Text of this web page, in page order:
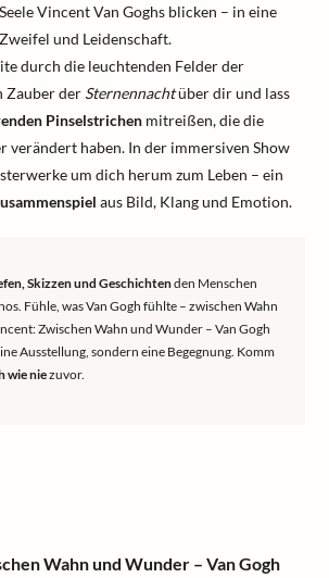
Vincent Van Goghs blicken – in eine
und Leidenschaft.
durch die leuchtenden Felder der
Zauber der Sternennachtüber dir und lass
Pinselstrichen mitreißen, die die
verändert haben. In der immersiven Show
um dich herum zum Leben – ein
aus Bild, Klang und Emotion.
Skizzen und Geschichtenden Menschen
Fühle, was Van Gogh fühlte – zwischen Wahn
Zwischen Wahn und Wunder – Van Gogh
Ausstellung, sondern eine Begegnung. Komm
wie niezuvor.
Wahn und Wunder – Van Gogh